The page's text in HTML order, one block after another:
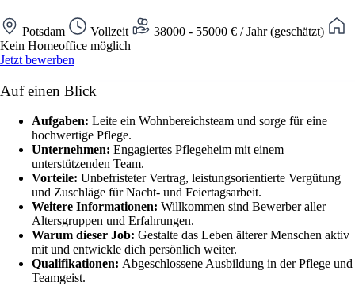
Potsdam Vollzeit
38000 - 55000 € / Jahr (geschätzt)
Kein Homeoffice möglich
Jetzt bewerben
Auf einen Blick
Aufgaben: Leite ein Wohnbereichsteam und sorge für eine
hochwertige Pflege.
Unternehmen: Engagiertes Pflegeheim mit einem
unterstützenden Team.
Vorteile: Unbefristeter Vertrag, leistungsorientierte Vergütung
und Zuschläge für Nacht- und Feiertagsarbeit.
Weitere Informationen: Willkommen sind Bewerber aller
Altersgruppen und Erfahrungen.
Warum dieser Job: Gestalte das Leben älterer Menschen aktiv
mit und entwickle dich persönlich weiter.
Qualifikationen: Abgeschlossene Ausbildung in der Pflege und
Teamgeist.